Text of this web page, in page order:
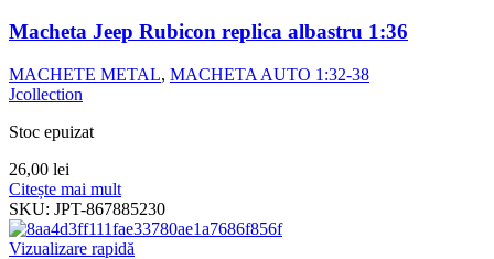
Macheta Jeep Rubicon replica albastru 1:36
MACHETE METAL, MACHETA AUTO 1:32-38
Jcollection
Stoc epuizat
26,00 lei
Citește mai mult
SKU: JPT-867885230
Vizualizare rapidă